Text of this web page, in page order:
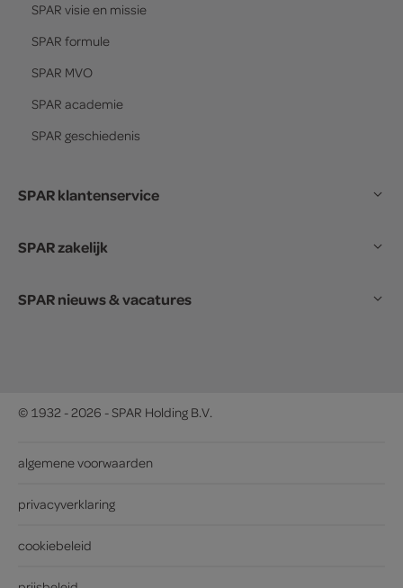
SPAR visie en missie
SPAR formule
SPAR MVO
SPAR academie
SPAR geschiedenis
SPAR klantenservice
SPAR zakelijk
SPAR nieuws & vacatures
© 1932 - 2026 - SPAR Holding B.V.
algemene voorwaarden
privacyverklaring
cookiebeleid